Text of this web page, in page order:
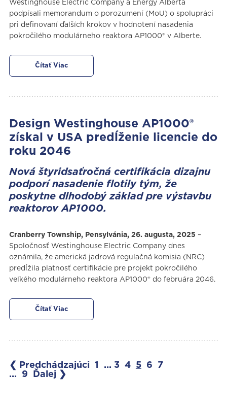
Westinghouse Electric Company a Energy Alberta
podpísali memorandum o porozumení (MoU) o spolupráci
pri definovaní ďalších krokov v hodnotení nasadenia
pokročilého modulárneho reaktora AP1000® v Alberte.
Čítať Viac
Design Westinghouse AP1000®
získal v USA predĺženie licencie do
roku 2046
Nová štyridsaťročná certifikácia dizajnu
podporí nasadenie flotily tým, že
poskytne dlhodobý základ pre výstavbu
reaktorov AP1000.
Cranberry Township, Pensylvánia, 26. augusta, 2025 –
Spoločnosť Westinghouse Electric Company dnes
oznámila, že americká jadrová regulačná komisia (NRC)
predĺžila platnosť certifikácie pre projekt pokročilého
veľkého modulárneho reaktora AP1000® do februára 2046.
Čítať Viac
❮ Predchádzajúci 1 ... 3 4 5 6
7
...
9 Ďalej ❯